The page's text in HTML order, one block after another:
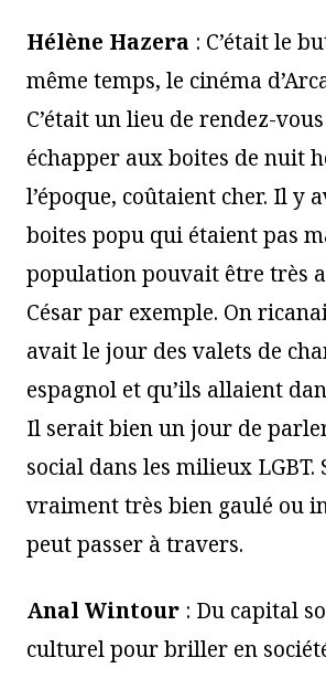
Hélène Hazera : C’était le
même temps, le cinéma
C’était un lieu de rendez-
échapper aux boites de nuit
l’époque, coûtaient cher. Il y
boites popu qui étaient pas
population pouvait être très
César par exemple. On
avait le jour des valets de
espagnol et qu’ils allaient
Il serait bien un jour de
social dans les milieux LGBT.
vraiment très bien gaulé ou
peut passer à travers.
Anal Wintour : Du capital
culturel pour briller en